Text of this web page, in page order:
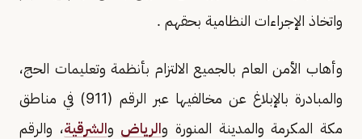
واتخاذ الإجراءات النظامية بحقهم .
وأهاب الأمن العام بالجميع الالتزام بأنظمة وتعليمات الحج،
والمبادرة بالإبلاغ عن مخالفيها عبر الرقم (911) في مناطق
مكة المكرمة والمدينة المنورة والرياض والشرقية، والرقم